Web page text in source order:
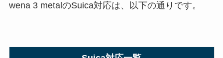
wena 3 metalのSuica対応は、以下の通りです。